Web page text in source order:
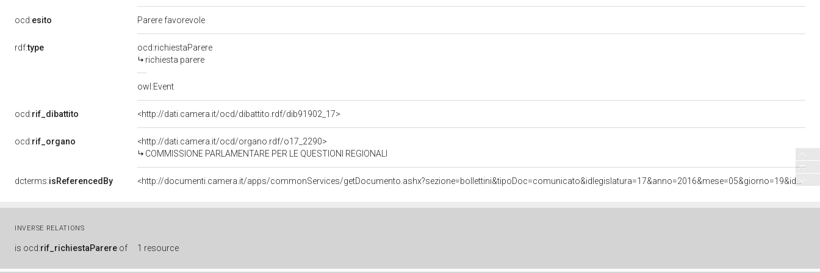
ocd:esito Parere favorevole
rdf:type
ocd:richiestaParere
richiesta parere
owl:Event
ocd:rif_dibattito <http://dati.camera.it/ocd/dibattito.rdf/dib91902_17>
ocd:rif_organo
<http://dati.camera.it/ocd/organo.rdf/o17_2290>
COMMISSIONE PARLAMENTARE PER LE QUESTIONI REGIONALI
dcterms:isReferencedBy
INVERSE RELATIONS
is ocd:rif_richiestaParere of 1 resource